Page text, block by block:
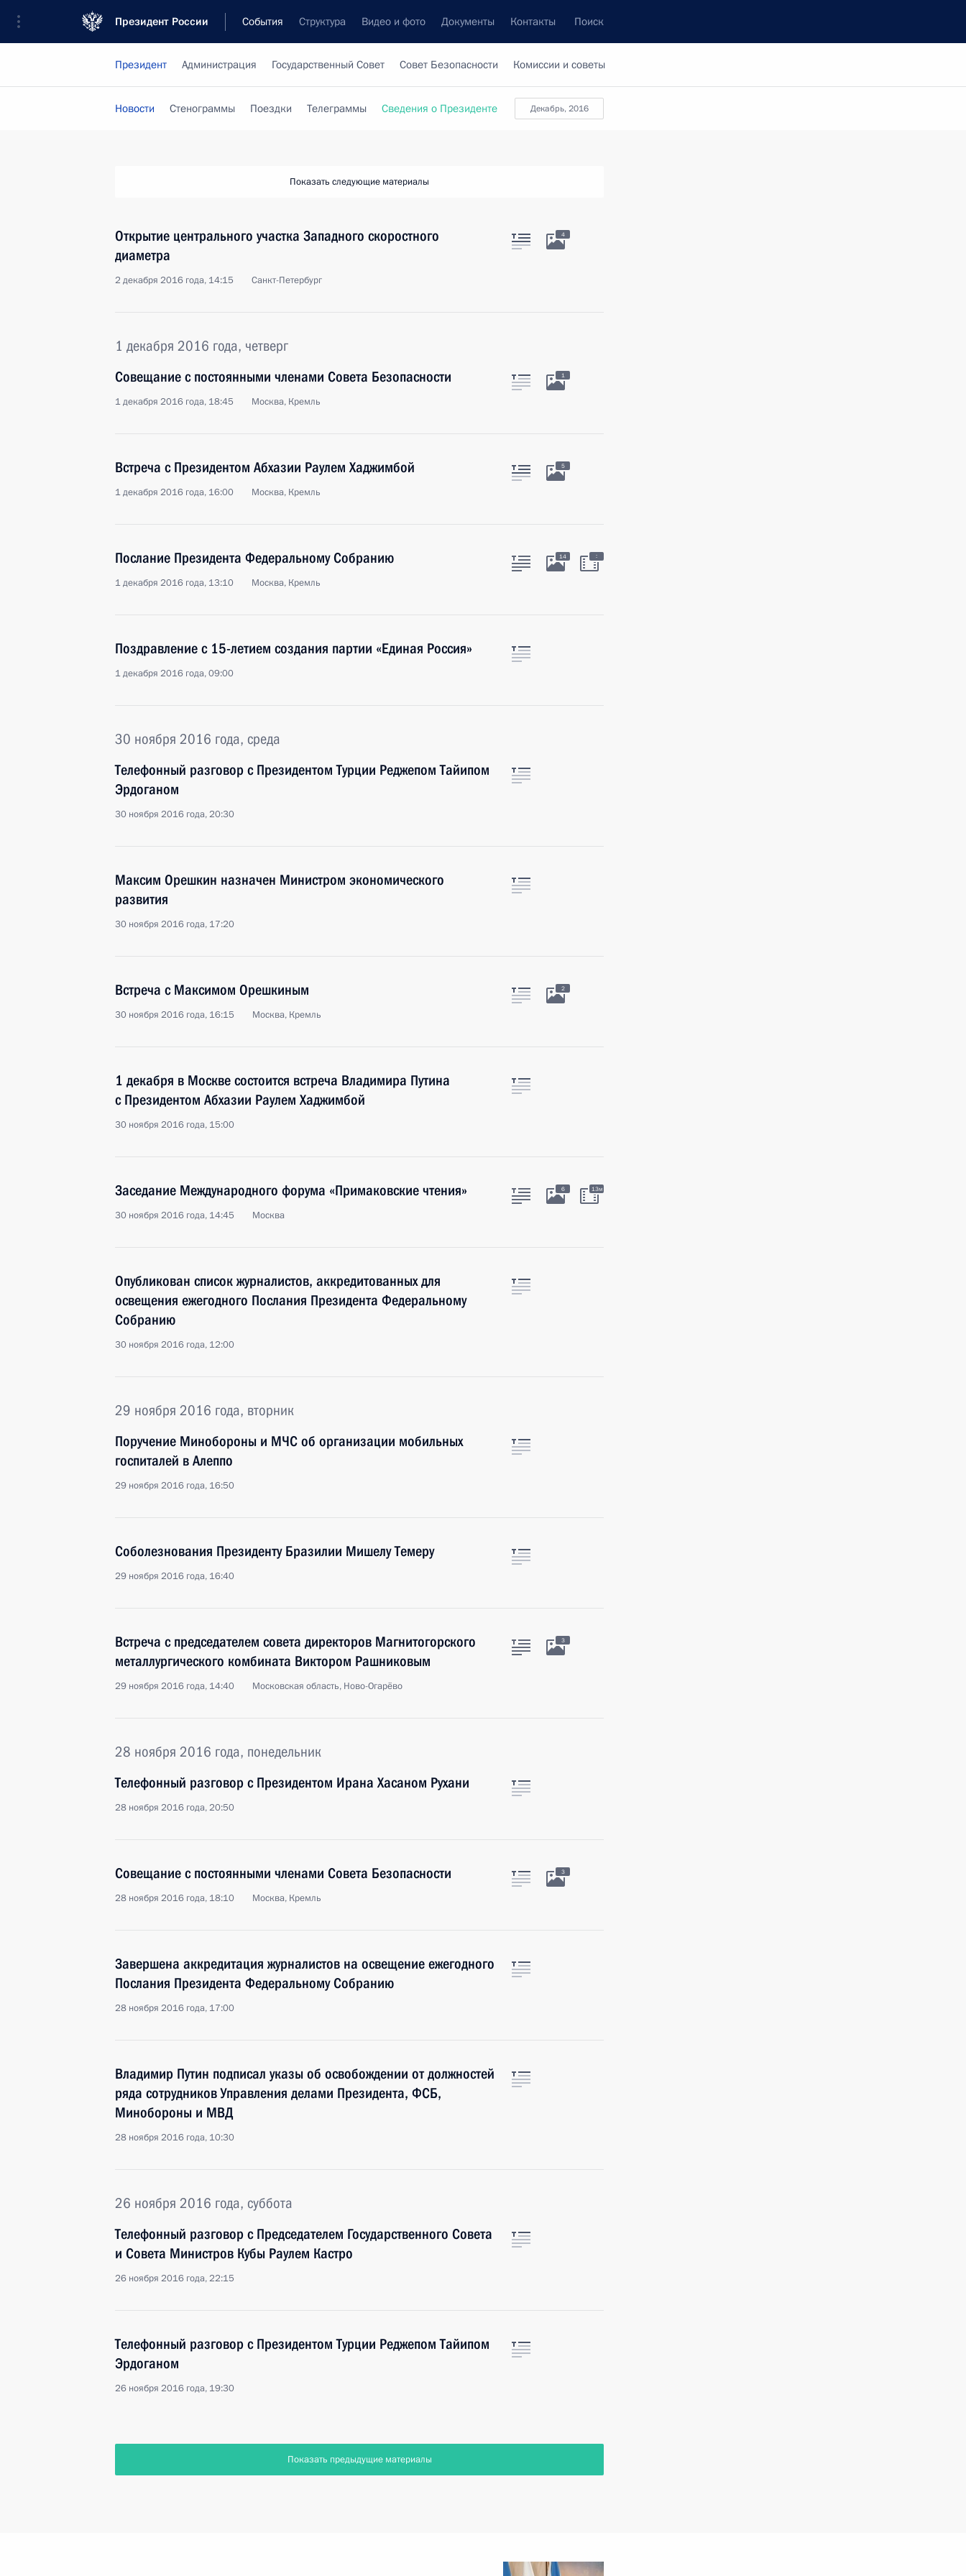
Президент России События Структура Видео и фото Документы Контакты Поиск
Президент Администрация Государственный Совет Совет Безопасности Комиссии и советы
декабрь, 2016
Новости Стенограммы Поездки Телеграммы Сведения о Президенте
Показать следующие материалы
Открытие центрального участка Западного скоростного
диаметра
2 декабря 2016 года, 14:15 Санкт-Петербург
4
1 декабря 2016 года, четверг
Совещание с постоянными членами Совета Безопасности
1 декабря 2016 года, 18:45 Москва, Кремль
1
Встреча с Президентом Абхазии Раулем Хаджимбой
1 декабря 2016 года, 16:00 Москва, Кремль
5
Послание Президента Федеральному Собранию
1 декабря 2016 года, 13:10 Москва, Кремль
14 :
Поздравление с 15-летием создания партии «Единая Россия»
1 декабря 2016 года, 09:00
30 ноября 2016 года, среда
Телефонный разговор с Президентом Турции Реджепом Тайипом
Эрдоганом
30 ноября 2016 года, 20:30
Максим Орешкин назначен Министром экономического
развития
30 ноября 2016 года, 17:20
Встреча с Максимом Орешкиным
30 ноября 2016 года, 16:15 Москва, Кремль
2
1 декабря в Москве состоится встреча Владимира Путина
с Президентом Абхазии Раулем Хаджимбой
30 ноября 2016 года, 15:00
Заседание Международного форума «Примаковские чтения»
30 ноября 2016 года, 14:45 Москва
6 13м
Опубликован список журналистов, аккредитованных для
освещения ежегодного Послания Президента Федеральному
Собранию
30 ноября 2016 года, 12:00
29 ноября 2016 года, вторник
Поручение Минобороны и МЧС об организации мобильных
госпиталей в Алеппо
29 ноября 2016 года, 16:50
Соболезнования Президенту Бразилии Мишелу Темеру
29 ноября 2016 года, 16:40
Встреча с председателем совета директоров Магнитогорского
металлургического комбината Виктором Рашниковым
29 ноября 2016 года, 14:40 Московская область, Ново-Огарёво
3
28 ноября 2016 года, понедельник
Телефонный разговор с Президентом Ирана Хасаном Рухани
28 ноября 2016 года, 20:50
Совещание с постоянными членами Совета Безопасности
28 ноября 2016 года, 18:10 Москва, Кремль
3
Завершена аккредитация журналистов на освещение ежегодного
Послания Президента Федеральному Собранию
28 ноября 2016 года, 17:00
Владимир Путин подписал указы об освобождении от должностей
ряда сотрудников Управления делами Президента, ФСБ,
Минобороны и МВД
28 ноября 2016 года, 10:30
26 ноября 2016 года, суббота
Телефонный разговор с Председателем Государственного Совета
и Совета Министров Кубы Раулем Кастро
26 ноября 2016 года, 22:15
Телефонный разговор с Президентом Турции Реджепом Тайипом
Эрдоганом
26 ноября 2016 года, 19:30
Показать предыдущие материалы